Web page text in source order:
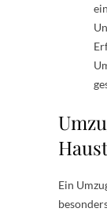
Ein